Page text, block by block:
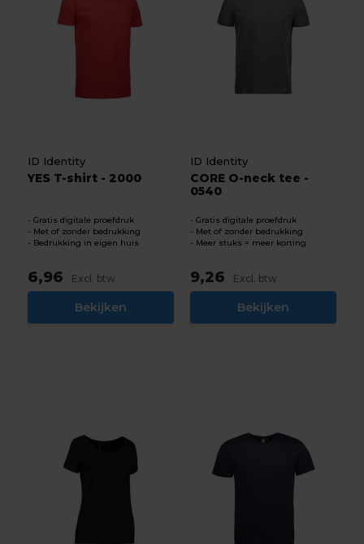
ID Identity
YES T-shirt - 2000
Gratis digitale proefdruk
Met of zonder bedrukking
Bedrukking in eigen huis
6,96 Excl. btw
Bekijken
ID Identity
CORE O-neck tee -
0540
Gratis digitale proefdruk
Met of zonder bedrukking
Meer stuks = meer korting
9,26 Excl. btw
Bekijken